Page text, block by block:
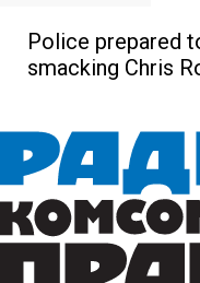
Police prepared
smacking Chris